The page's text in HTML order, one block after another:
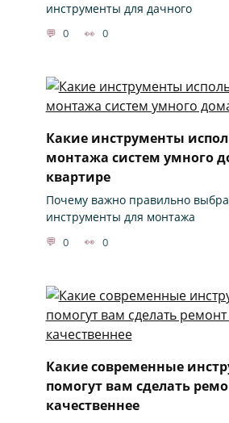
инструменты для дачного
0 0
Какие инструменты
монтажа систем умного
квартире
Почему важно правильно
инструменты для монтажа
0 0
Какие современные
помогут вам сделать
качественнее